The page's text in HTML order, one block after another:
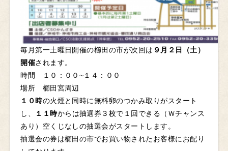
毎月第一土曜日開催の櫛田の市が次回は ９月２日（土）
開催されます。
時間 １０：００~１４：００
場所 櫛田宮周辺
１０時の火煙と同時に無料卵のつかみ取りがスタート
し、
１１時からは抽選券３枚で１回できる（Ｗチャンス
あり）空くじなしの抽選会がスタートします。
抽選会の券は櫛田の市でお買い物されたお客様にお配り